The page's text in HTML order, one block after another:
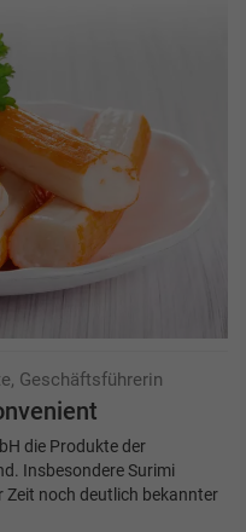
Geschäftsführerin
die Produkte der
Insbesondere Surimi
Zeit noch deutlich bekannter